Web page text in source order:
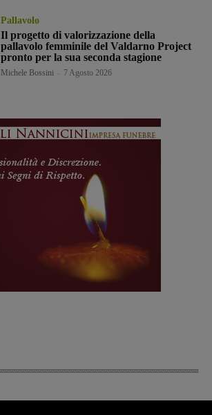
Pallavolo
Il progetto di valorizzazione della
pallavolo femminile del Valdarno Project
pronto per la sua seconda stagione
Michele Bossini 7 Agosto 2026